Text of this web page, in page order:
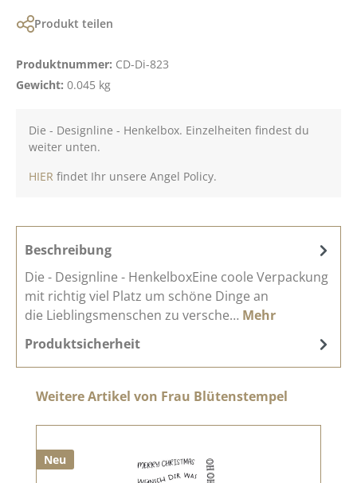
Produkt teilen
Produktnummer: CD-Di-823
Gewicht: 0.045 kg
Die - Designline - Henkelbox. Einzelheiten findest du
weiter unten.
HIER findet Ihr unsere Angel Policy.
Beschreibung
Die - Designline - HenkelboxEine coole Verpackung
mit richtig viel Platz um schöne Dinge an
die Lieblingsmenschen zu versche… Mehr
Produktsicherheit
Produktgalerie überspringen
Weitere Artikel von Frau Blütenstempel
Neu